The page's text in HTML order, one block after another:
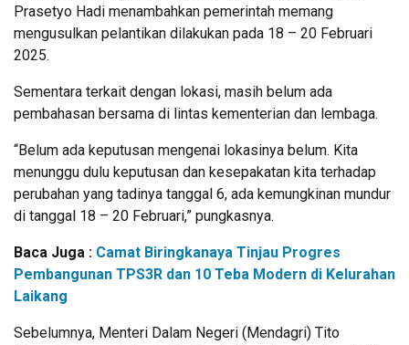
Prasetyo Hadi menambahkan pemerintah memang
mengusulkan pelantikan dilakukan pada 18 – 20 Februari
2025.
Sementara terkait dengan lokasi, masih belum ada
pembahasan bersama di lintas kementerian dan lembaga.
“Belum ada keputusan mengenai lokasinya belum. Kita
menunggu dulu keputusan dan kesepakatan kita terhadap
perubahan yang tadinya tanggal 6, ada kemungkinan mundur
di tanggal 18 – 20 Februari,” pungkasnya.
Baca Juga : Camat Biringkanaya Tinjau Progres
Pembangunan TPS3R dan 10 Teba Modern di Kelurahan
Laikang
Sebelumnya, Menteri Dalam Negeri (Mendagri) Tito